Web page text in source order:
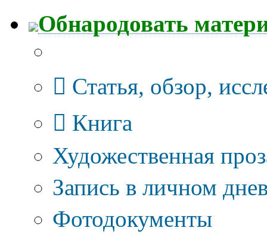
Обнародовать
Статья, обзор,
Книга
Художественная
Запись в личном
Фотодокументы